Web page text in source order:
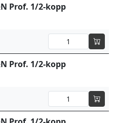
Prof. 1/2-kopp
Prof. 1/2-kopp